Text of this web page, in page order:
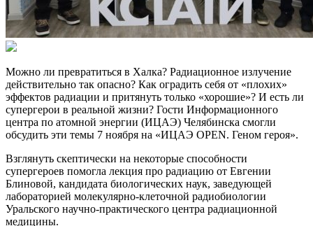
Можно ли превратиться в Халка? Радиационное излучение
действительно так опасно? Как оградить себя от «плохих»
эффектов радиации и притянуть только «хорошие»? И есть ли
супергерои в реальной жизни? Гости Информационного
центра по атомной энергии (ИЦАЭ) Челябинска смогли
обсудить эти темы 7 ноября на «ИЦАЭ OPEN. Геном героя».
Взглянуть скептически на некоторые способности
супергероев помогла лекция про радиацию от Евгении
Блиновой, кандидата биологических наук, заведующей
лабораторией молекулярно-клеточной радиобиологии
Уральского научно-практического центра радиационной
медицины.